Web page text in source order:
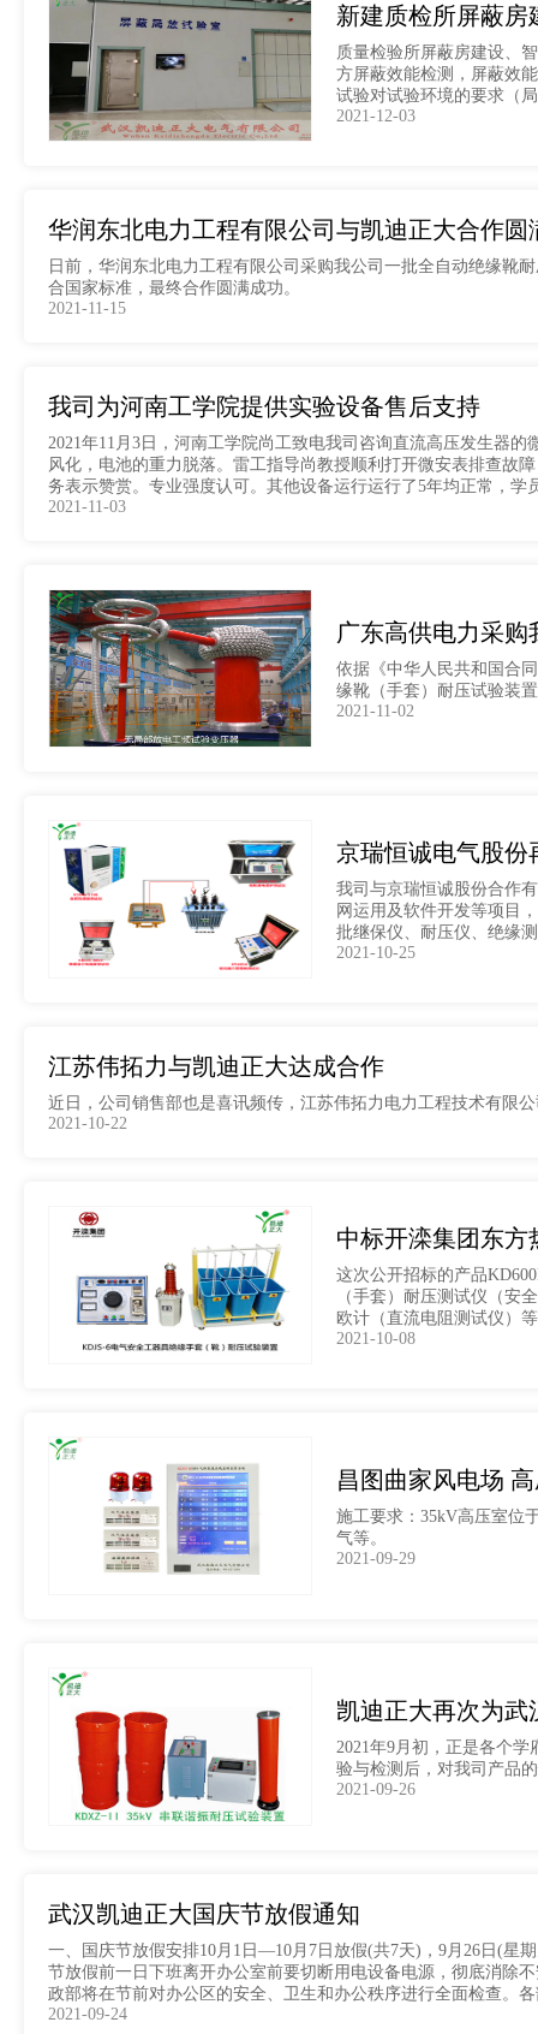
新建质检所屏蔽房
质量检验所屏蔽房建设、
方屏蔽效能检测，屏蔽效
试验对试验环境的要求（
2021-12-03
华润东北电力工程有限公司与凯迪正大合作圆
日前，华润东北电力工程有限公司采购我公司一批全自动绝缘靴
合国家标准，最终合作圆满成功。
2021-11-15
我司为河南工学院提供实验设备售后支持
2021年11月3日，河南工学院尚工致电我司咨询直流高压发生器
风化，电池的重力脱落。雷工指导尚教授顺利打开微安表排查故
务表示赞赏。专业强度认可。其他设备运行运行了5年均正常，学
2021-11-03
广东高供电力采
依据《中华人民共和国合
缘靴（手套）耐压试验装
2021-11-02
京瑞恒诚电气股份
我司与京瑞恒诚股份合作
网运用及软件开发等项目
批继保仪、耐压仪、绝缘
2021-10-25
江苏伟拓力与凯迪正大达成合作
近日，公司销售部也是喜讯频传，江苏伟拓力电力工程技术有限
2021-10-22
中标开滦集团东方
这次公开招标的产品
（手套）耐压测试仪（安
欧计（直流电阻测试仪）
2021-10-08
昌图曲家风电场
施工要求：35kV高压室位
气等。
2021-09-29
凯迪正大再次为武
2021年9月初，正是各个
验与检测后，对我司产品
2021-09-26
武汉凯迪正大国庆节放假通知
一、国庆节放假安排10月1日—10月7日放假(共7天)，9月26日(星
节放假前一日下班离开办公室前要切断用电设备电源，彻底消除
政部将在节前对办公区的安全、卫生和办公秩序进行全面检查。
2021-09-24